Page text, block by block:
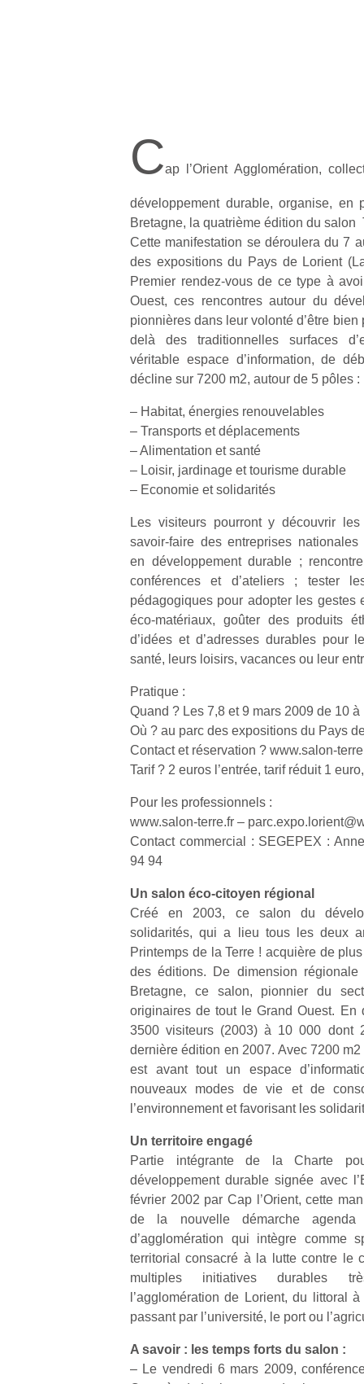
Cap l’Orient Agglomération,
développement durable, organise, en
Bretagne, la quatrième édition du salon
Cette manifestation se déroulera du 7
des expositions du Pays de Lorient
Premier rendez-vous de ce type à
Ouest, ces rencontres autour du
pionnières dans leur volonté d’être bien
delà des traditionnelles surfaces
véritable espace d’information, de
décline sur 7200 m2, autour de 5 pôles :
– Habitat, énergies renouvelables
– Transports et déplacements
– Alimentation et santé
– Loisir, jardinage et tourisme durable
– Economie et solidarités
Les visiteurs pourront y découvrir
savoir-faire des entreprises
en développement durable ;
conférences et d’ateliers ; tester
pédagogiques pour adopter les gestes
éco-matériaux, goûter des produits
d’idées et d’adresses durables pour
santé, leurs loisirs, vacances ou leur
Pratique :
Quand ? Les 7,8 et 9 mars 2009 de 10 à
Où ? au parc des expositions du Pays
Contact et réservation ? www.salon-
Tarif ? 2 euros l’entrée, tarif réduit 1
Pour les professionnels :
www.salon-terre.fr –
Contact commercial : SEGEPEX :
94 94
Un salon éco-citoyen régional
Créé en 2003, ce salon du
solidarités, qui a lieu tous les deux
Printemps de la Terre ! acquière de
des éditions. De dimension
Bretagne, ce salon, pionnier du
originaires de tout le Grand Ouest. En
3500 visiteurs (2003) à 10 000 dont
dernière édition en 2007. Avec 7200
est avant tout un espace
nouveaux modes de vie et de
l’environnement et favorisant les
Un territoire engagé
Partie intégrante de la Charte
développement durable signée avec
février 2002 par Cap l’Orient, cette
de la nouvelle démarche
d’agglomération qui intègre comme
territorial consacré à la lutte contre le
multiples initiatives durables
l’agglomération de Lorient, du littoral
passant par l’université, le port ou
A savoir : les temps forts du salon :
– Le vendredi 6 mars 2009,
à
NextGen,
une
nouvelle
trottinette
mécanique
Beeper
débordent
souvent
d’énergie.
Varier les
occupations
n’est pas
toujours
Conjuguer
divertissement,
Des
trampolines
pour les
Durant les
vacances
estivales
et avec le
retour des
beaux
jours, c’est
l’occasion
rêvée
pour les
de…
de